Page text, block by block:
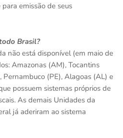
emissão de seus
Brasil?
não está disponível (em maio de
Amazonas (AM), Tocantins
Pernambuco (PE), Alagoas (AL) e
possuem sistemas próprios de
As demais Unidades da
já aderiram ao sistema